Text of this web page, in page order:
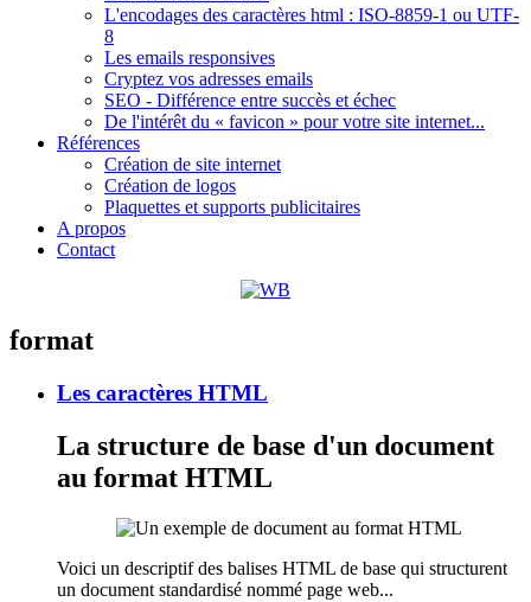
L'encodages des caractères html : ISO-8859-1 ou UTF-
8
Les emails responsives
Cryptez vos adresses emails
SEO - Différence entre succès et échec
De l'intérêt du « favicon » pour votre site internet...
Références
Création de site internet
Création de logos
Plaquettes et supports publicitaires
A propos
Contact
format
Les caractères HTML
La structure de base d'un document
au format HTML
Voici un descriptif des balises HTML de base qui structurent
un document standardisé nommé page web...